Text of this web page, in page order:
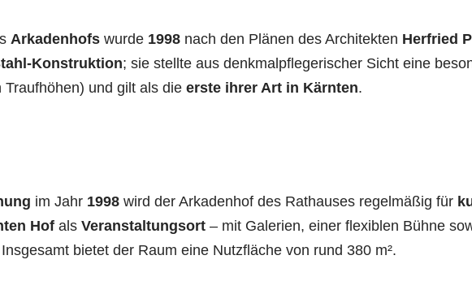
Arkadenhofs wurde 1998 nach den Plänen des Architekten Herfried
Konstruktion; sie stellte aus denkmalpflegerischer Sicht eine
und gilt als die erste ihrer Art in Kärnten.
im Jahr 1998 wird der Arkadenhof des Rathauses regelmäßig für
Hof als Veranstaltungsort – mit Galerien, einer flexiblen Bühne
bietet der Raum eine Nutzfläche von rund 380 m².